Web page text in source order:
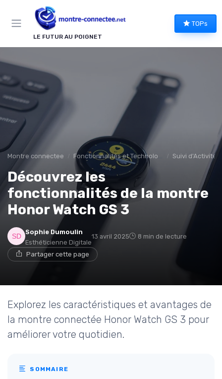
LE FUTUR AU POIGNET
TOPs
Montre connectee Fonctionnalités et Technologies Suivi d'Activité
Découvrez les
fonctionnalités de la montre
Honor Watch GS 3
Sophie Dumoulin
Esthéticienne Digitale
13 avril 2025 8 min de lecture
Partager cette page
Explorez les caractéristiques et avantages de
la montre connectée Honor Watch GS 3 pour
améliorer votre quotidien.
SOMMAIRE
Panneau de gestion des cookies